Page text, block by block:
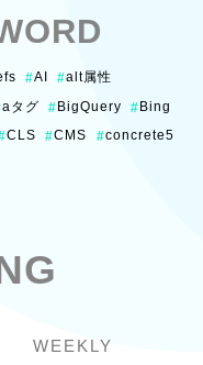
#AI #alt属性
aタグ #BigQuery #Bing
CLS #CMS #concrete5
WEEKLY